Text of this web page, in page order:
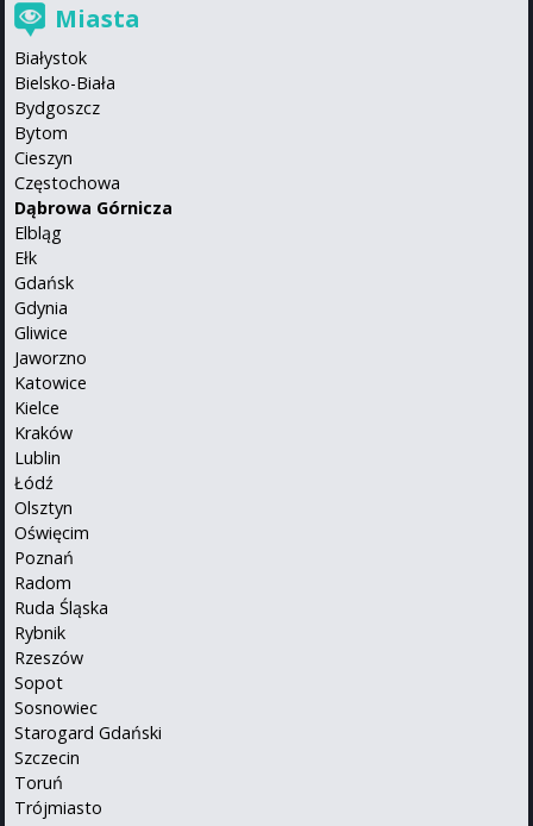
Miasta
Białystok
Bielsko-Biała
Bydgoszcz
Bytom
Cieszyn
Częstochowa
Dąbrowa Górnicza
Elbląg
Ełk
Gdańsk
Gdynia
Gliwice
Jaworzno
Katowice
Kielce
Kraków
Lublin
Łódź
Olsztyn
Oświęcim
Poznań
Radom
Ruda Śląska
Rybnik
Rzeszów
Sopot
Sosnowiec
Starogard Gdański
Szczecin
Toruń
Trójmiasto